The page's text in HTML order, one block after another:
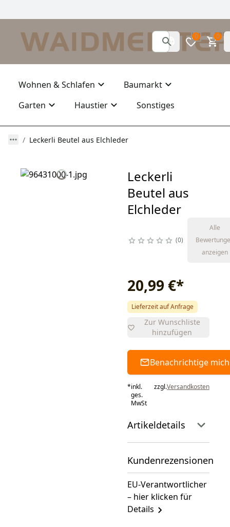
0 0
Wohnen & Schlafen
Baumarkt
Garten
Haustier Sonstiges
Leckerli Beutel aus Elchleder
Leckerli
Beutel aus
Elchleder
0
Alle
anzeigen
20,99 €*
Lieferzeit auf Anfrage
Zur Wunschliste
hinzufügen
Benachrichtige mich
*inkl.
ges.
MwSt
zzgl.Versandkosten
Artikeldetails
Kundenrezensionen
EU-Verantwortlicher
– hier klicken für
Details